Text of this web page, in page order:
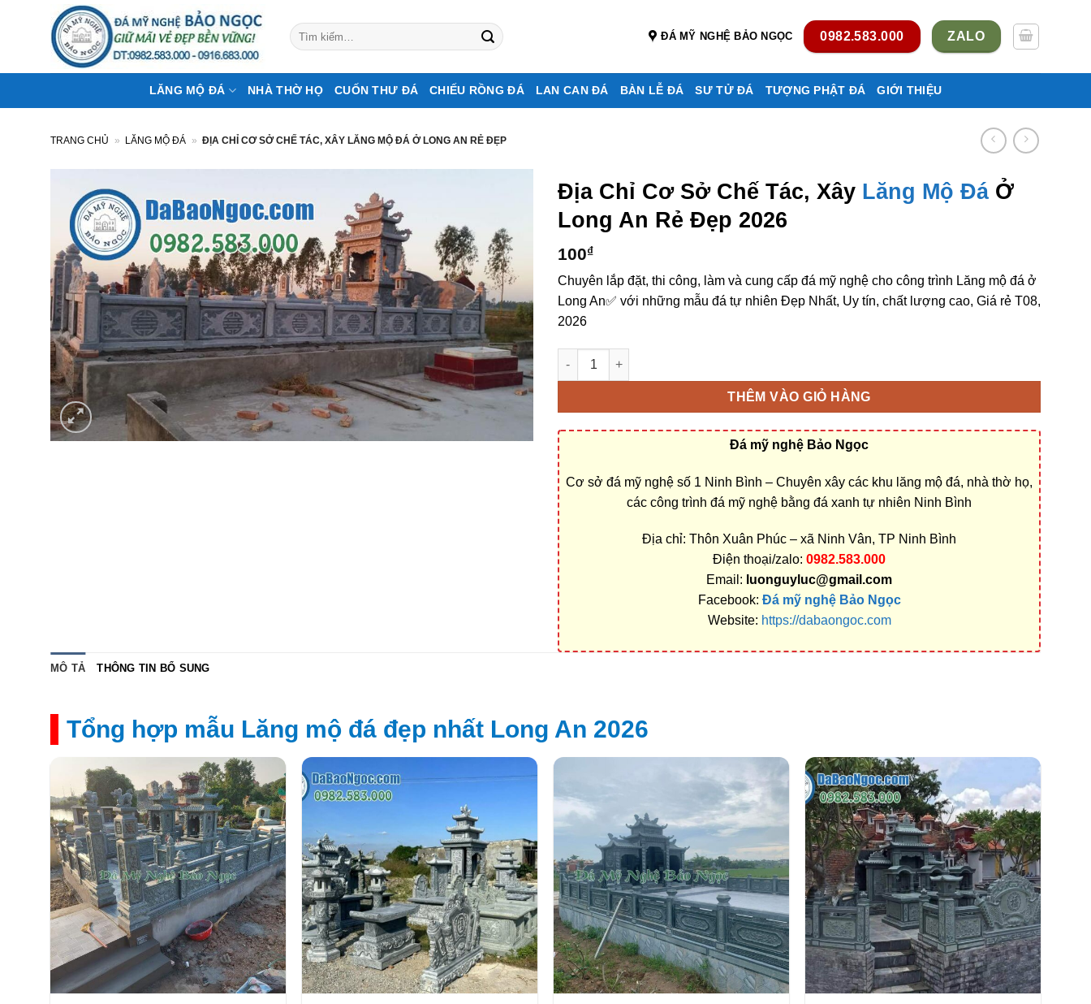
dung
Tìm
kiếm:
ĐÁ MỸ NGHỆ BẢO NGỌC 0982.583.000 ZALO
LĂNG MỘ ĐÁ NHÀ THỜ HỌ CUỐN THƯ ĐÁ CHIẾU RỒNG ĐÁ LAN CAN ĐÁ BÀN LỄ ĐÁ SƯ TỬ ĐÁ TƯỢNG PHẬT ĐÁ GIỚI THIỆU
TRANG CHỦ » LĂNG MỘ ĐÁ » ĐỊA CHỈ CƠ SỞ CHẾ TÁC, XÂY LĂNG MỘ ĐÁ Ở LONG AN RẺ ĐẸP
Địa Chỉ Cơ Sở Chế Tác, Xây Lăng Mộ Đá Ở
Long An Rẻ Đẹp 2026
100₫
Chuyên lắp đặt, thi công, làm và cung cấp đá mỹ nghệ cho công trình Lăng mộ đá ở
Long An✅ với những mẫu đá tự nhiên Đẹp Nhất, Uy tín, chất lượng cao, Giá rẻ T08,
2026
Địa chỉ cơ sở chế tác, xây Lăng mộ đá ở Long An rẻ đẹp số lượng
THÊM VÀO GIỎ HÀNG
Đá mỹ nghệ Bảo Ngọc
Cơ sở đá mỹ nghệ số 1 Ninh Bình – Chuyên xây các khu lăng mộ đá, nhà thờ họ,
các công trình đá mỹ nghệ bằng đá xanh tự nhiên Ninh Bình
Địa chỉ: Thôn Xuân Phúc – xã Ninh Vân, TP Ninh Bình
Điện thoại/zalo: 0982.583.000
Email: luonguyluc@gmail.com
Facebook: Đá mỹ nghệ Bảo Ngọc
Website: https://dabaongoc.com
MÔ TẢ THÔNG TIN BỔ SUNG
Tổng hợp mẫu Lăng mộ đá đẹp nhất Long An 2026